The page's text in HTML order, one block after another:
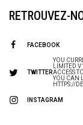
RETROUVEZ-
FACEBOOK
TWITTER
YOU
LIMITED
ACCESS
YOU CAN
HTTPS://
INSTAGRAM